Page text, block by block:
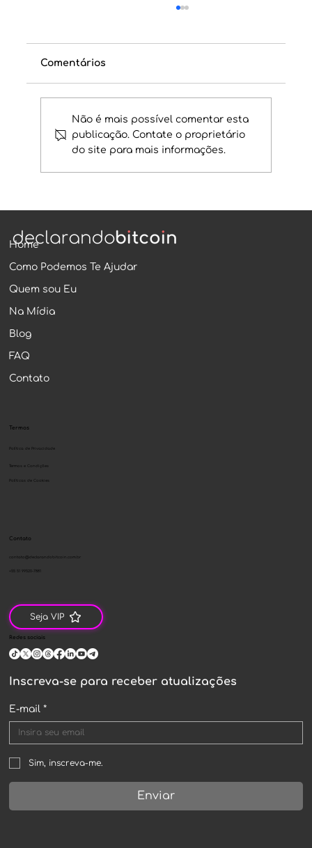
O que eu uso para montar um
Comentários
Não é mais possível comentar esta
publicação. Contate o proprietário
do site para mais informações.
Home
Como Podemos Te Ajudar
Quem sou Eu
Na Mídia
Blog
FAQ
Contato
Termos
Política de Privacidade
Termos e Condições
Políticas de Cookies
Contato
contato@declarandobitcoin.com.br
+55 51 99520-7881
Redes sociais
Seja VIP
Inscreva-se para receber atualizações
E-mail *
Sim, inscreva-me.
Enviar